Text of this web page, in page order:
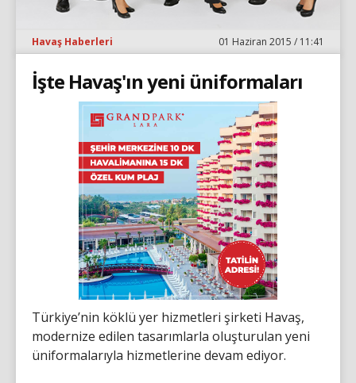
Havaş Haberleri 01 Haziran 2015 / 11:41
İşte Havaş'ın yeni üniformaları
Türkiye’nin köklü yer hizmetleri şirketi Havaş,
modernize edilen tasarımlarla oluşturulan yeni
üniformalarıyla hizmetlerine devam ediyor.